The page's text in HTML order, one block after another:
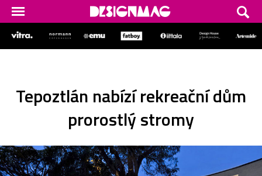
Tepoztlán nabízí rekreační dům
prorostlý stromy